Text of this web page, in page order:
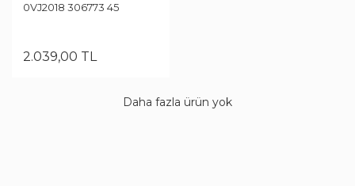
0VJ2018 306773 45
2.039,00 TL
Daha fazla ürün yok